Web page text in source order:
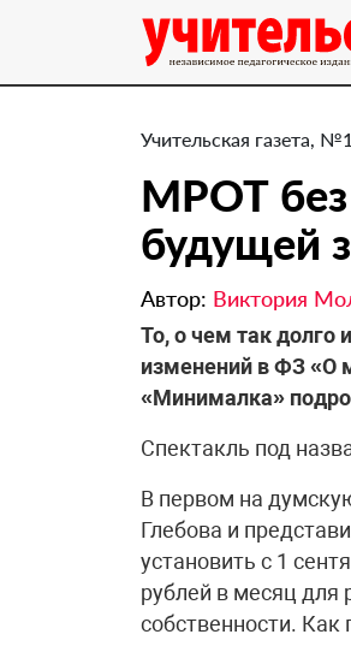
Учительская газета,
МРОТ без
будущей
Автор: Виктория
То, о чем так долго
изменений в ФЗ «О
«Минималка»
Спектакль под
В первом на
Глебова и
установить с 1
рублей в месяц для
собственности. Как